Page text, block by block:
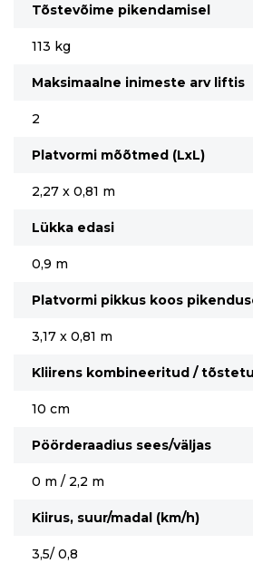
Tõstevõime pikendamisel
113 kg
Maksimaalne inimeste arv liftis
2
Platvormi mõõtmed (LxL)
2,27 x 0,81 m
Lükka edasi
0,9 m
Platvormi pikkus koos
3,17 x 0,81 m
Kliirens kombineeritud /
10 cm
Pöörderaadius sees/väljas
0 m / 2,2 m
Kiirus, suur/madal (km/h)
3,5/ 0,8